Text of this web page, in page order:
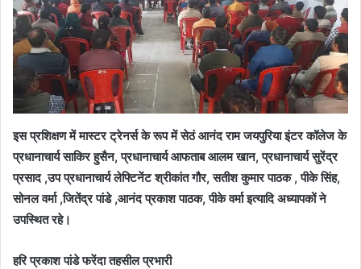
इस प्रशिक्षण में मास्टर ट्रेनर्स के रूप में सेठं आनंद राम जयपुरिया इंटर कॉलेज के
प्रधानाचार्य साकिर हुसैन, प्रधानाचार्य आफताब आलम खान, प्रधानाचार्य सुरेंद्र
प्रसाद ,उप प्रधानाचार्य लेफ्टिनेंट श्रीकांत गौर, सतीश कुमार पाठक , पीके सिंह,
सोनल वर्मा ,जितेंद्र पांडे ,आनंद प्रकाश पाठक, पीके वर्मा इत्यादि अध्यापकों ने
उपस्थित रहे।
हरि प्रकाश पांडे फरेंदा तहसील प्रभारी